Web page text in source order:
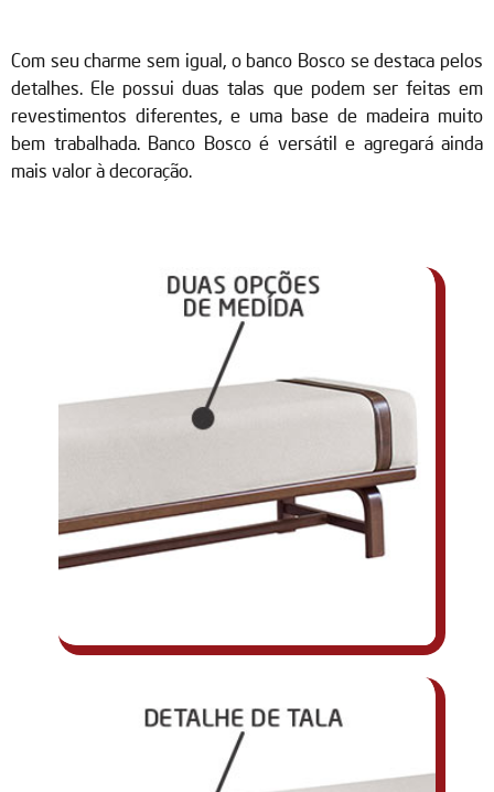
Com seu charme sem igual, o banco Bosco se destaca pelos
detalhes. Ele possui duas talas que podem ser feitas em
revestimentos diferentes, e uma base de madeira muito
bem trabalhada. Banco Bosco é versátil e agregará ainda
mais valor à decoração.